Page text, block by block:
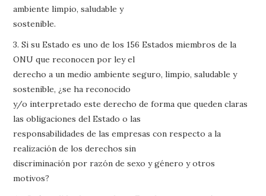
ambiente limpio, saludable y
sostenible.
3. Si su Estado es uno de los 156 Estados miembros de la
ONU que reconocen por ley el
derecho a un medio ambiente seguro, limpio, saludable y
sostenible, ¿se ha reconocido
y/o interpretado este derecho de forma que queden claras
las obligaciones del Estado o las
responsabilidades de las empresas con respecto a la
realización de los derechos sin
discriminación por razón de sexo y género y otros
motivos?